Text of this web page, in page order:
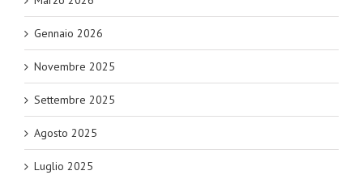
Gennaio 2026
Novembre 2025
Settembre 2025
Agosto 2025
Luglio 2025